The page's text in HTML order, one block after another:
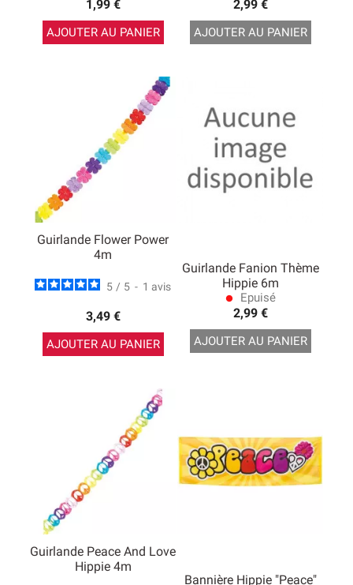
1,99 €
AJOUTER AU PANIER
2,99 €
AJOUTER AU PANIER
Guirlande Flower Power
4m
5 / 5 - 1 avis
3,49 €
AJOUTER AU PANIER
Guirlande Fanion Thème
Hippie 6m
lens Epuisé
2,99 €
AJOUTER AU PANIER
Guirlande Peace And Love
Hippie 4m
Bannière Hippie "Peace"